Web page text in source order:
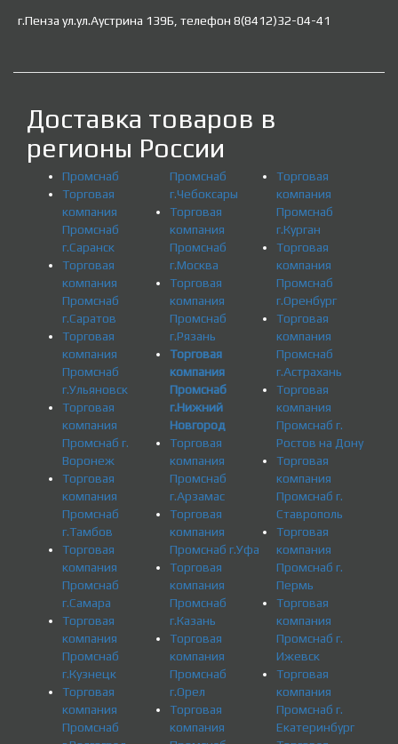
г.Пенза ул.ул.Аустрина 139Б, телефон 8(8412)32-04-41
Доставка товаров в
регионы России
Промснаб
Торговая
компания
Промснаб
г.Саранск
Торговая
компания
Промснаб
г.Саратов
Торговая
компания
Промснаб
г.Ульяновск
Торговая
компания
Промснаб г.
Воронеж
Торговая
компания
Промснаб
г.Тамбов
Торговая
компания
Промснаб
г.Самара
Торговая
компания
Промснаб
г.Кузнецк
Торговая
компания
Промснаб
Промснаб
г.Чебоксары
Торговая
компания
Промснаб
г.Москва
Торговая
компания
Промснаб
г.Рязань
Торговая
компания
Промснаб
г.Нижний
Новгород
Торговая
компания
Промснаб
г.Арзамас
Торговая
компания
Промснаб г.Уфа
Торговая
компания
Промснаб
г.Казань
Торговая
компания
Промснаб
г.Орел
Торговая
компания
Торговая
компания
Промснаб
г.Курган
Торговая
компания
Промснаб
г.Оренбург
Торговая
компания
Промснаб
г.Астрахань
Торговая
компания
Промснаб г.
Ростов на Дону
Торговая
компания
Промснаб г.
Ставрополь
Торговая
компания
Промснаб г.
Пермь
Торговая
компания
Промснаб г.
Ижевск
Торговая
компания
Промснаб г.
Екатеринбург